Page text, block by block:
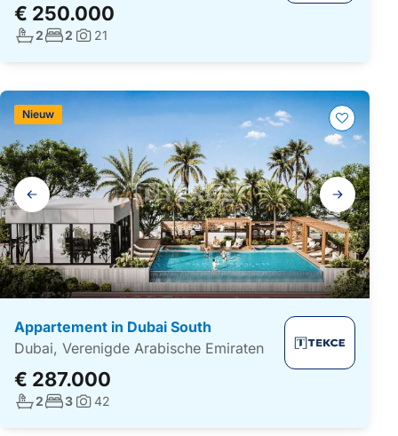
€ 250.000
Aantal badkamers:
2Aantal slaapkamers:
2 Foto's:
21
Galerij
navigatie
Appartement in Dubai South
Dubai, Verenigde Arabische Emiraten
€ 287.000
Nieuw
Aantal badkamers:
2Aantal slaapkamers:
3Foto's:
42